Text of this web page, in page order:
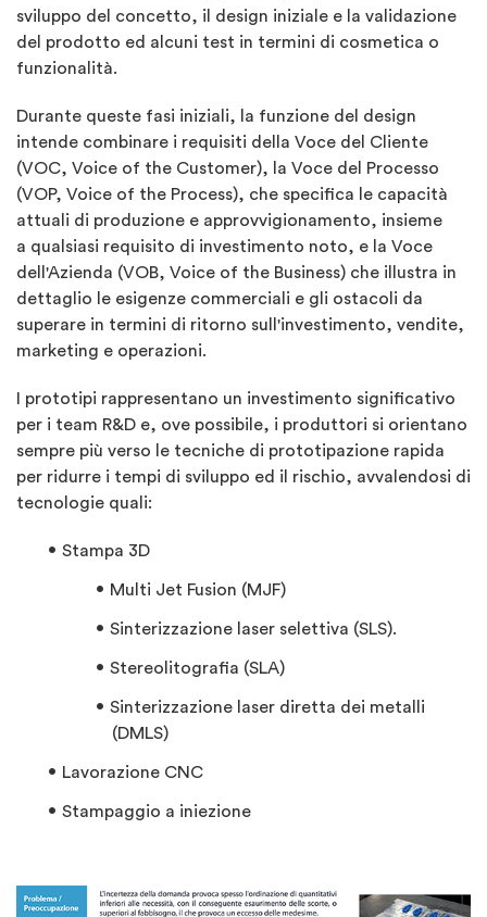
sviluppo del concetto, il design iniziale e la validazione
del prodotto ed alcuni test in termini di cosmetica o
funzionalità.
Durante queste fasi iniziali, la funzione del design
intende combinare i requisiti della Voce del Cliente
(VOC, Voice of the Customer), la Voce del Processo
(VOP, Voice of the Process), che specifica le capacità
attuali di produzione e approvvigionamento, insieme
a qualsiasi requisito di investimento noto, e la Voce
dell'Azienda (VOB, Voice of the Business) che illustra in
dettaglio le esigenze commerciali e gli ostacoli da
superare in termini di ritorno sull'investimento, vendite,
marketing e operazioni.
I prototipi rappresentano un investimento significativo
per i team R&D e, ove possibile, i produttori si orientano
sempre più verso le tecniche di prototipazione rapida
per ridurre i tempi di sviluppo ed il rischio, avvalendosi di
tecnologie quali:
Stampa 3D
Multi Jet Fusion (MJF)
Sinterizzazione laser selettiva (SLS).
Stereolitografia (SLA)
Sinterizzazione laser diretta dei metalli
(DMLS)
Lavorazione CNC
Stampaggio a iniezione